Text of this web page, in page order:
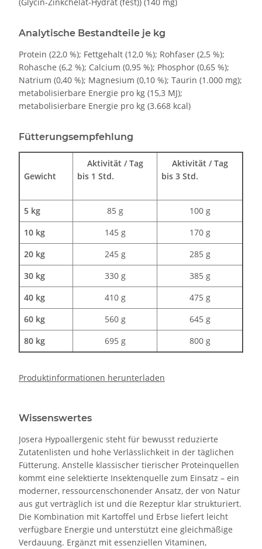
Analytische Bestandteile je kg
Protein (22,0 %); Fettgehalt (12,0 %); Rohfaser (2,5 %);
Rohasche (6,2 %); Calcium (0,95 %); Phosphor (0,65 %);
Natrium (0,40 %); Magnesium (0,10 %); Taurin (1.000 mg);
metabolisierbare Energie pro kg (15,3 MJ);
metabolisierbare Energie pro kg (3.668 kcal)
Fütterungsempfehlung
Gewicht
Aktivität / Tag
bis 1 Std.
Aktivität / Tag
bis 3 Std.
5 kg 85 g
100 g
10 kg
145 g
170 g
20 kg
245 g
285 g
30 kg
330 g
385 g
40 kg
410 g
475 g
60 kg
560 g
645 g
80 kg
695 g 800 g
Produktinformationen herunterladen
Wissenswertes
Josera Hypoallergenic steht für bewusst reduzierte
Zutatenlisten und hohe Verlässlichkeit in der täglichen
Fütterung. Anstelle klassischer tierischer Proteinquellen
kommt eine selektierte Insektenquelle zum Einsatz – ein
moderner, ressourcenschonender Ansatz, der von Natur
aus gut verträglich ist und die Rezeptur klar strukturiert.
Die Kombination mit Kartoffel und Erbse liefert leicht
verfügbare Energie und unterstützt eine gleichmäßige
Verdauung. Ergänzt mit essenziellen Vitaminen,